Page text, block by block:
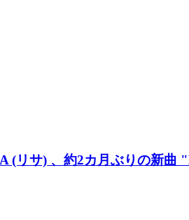
リサ) 、約2カ月ぶりの新